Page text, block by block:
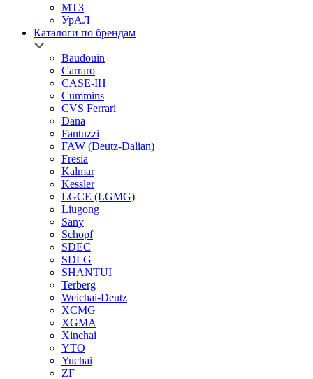
МТЗ
УрАЛ
Каталоги по брендам
Baudouin
Carraro
CASE-IH
Cummins
CVS Ferrari
Dana
Fantuzzi
FAW (Deutz-Dalian)
Fresia
Kalmar
Kessler
LGCE (LGMG)
Liugong
Sany
Schopf
SDEC
SDLG
SHANTUI
Terberg
Weichai-Deutz
XCMG
XGMA
Xinchai
YTO
Yuchai
ZF